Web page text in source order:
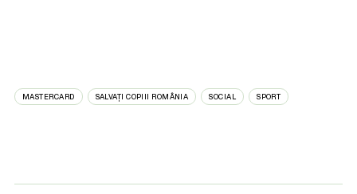
MASTERCARD SALVAȚI COPIII ROMÂNIA SOCIAL SPORT